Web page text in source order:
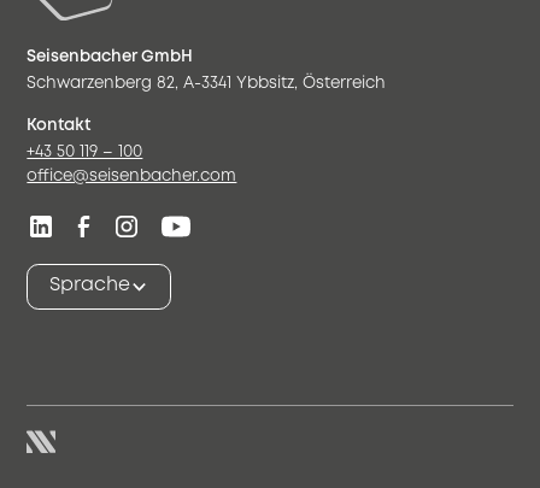
Seisenbacher GmbH
Schwarzenberg 82, A-3341 Ybbsitz, Österreich
Kontakt
+43 50 119 – 100
office@seisenbacher.com
Sprache